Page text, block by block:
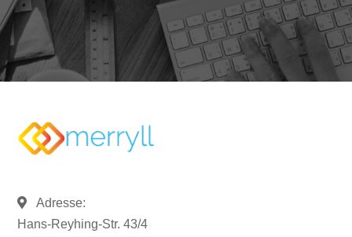
Adresse:
Hans-Reyhing-Str. 43/4